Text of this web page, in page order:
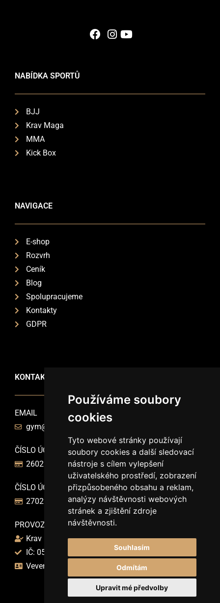
Používáme soubory
cookies
Tyto webové stránky používají
soubory cookies a další sledovací
nástroje s cílem vylepšení
uživatelského prostředí, zobrazení
přizpůsobeného obsahu a reklam,
analýzy návštěvnosti webových
stránek a zjištění zdroje
návštěvnosti.
Souhlasím
Odmítám
Upravit mé předvolby
NABÍDKA SPORTŮ
BJJ
Krav Maga
MMA
Kick Box
NAVIGACE
E-shop
Rozvrh
Ceník
Blog
Spolupracujeme
Kontakty
GDPR
KONTAKTY
EMAIL
gym@choketopus.com
ČÍSLO ÚČTU PRAŽAČKA
2602267289/2010
ČÍSLO ÚČTU STŘÍŽKOV A LETNÁ
2702267286/2010
PROVOZUJE
Krav Maga Centrum Praha z.s.
IČ: 05469660
Veverkova 28, Praha 7, 170 00